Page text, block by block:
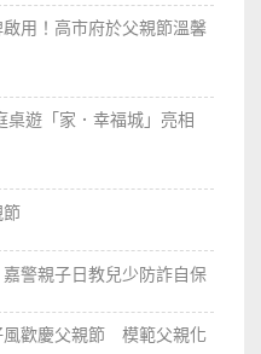
用！高市府於父親節溫馨
桌遊「家．幸福城」亮相
警親子日教兒少防詐自保
歡慶父親節 模範父親化